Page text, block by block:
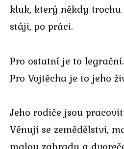
kluk, který někdy trochu
stáji, po práci.
Pro ostatní je to legrační.
Pro Vojtěcha je to jeho
Jeho rodiče jsou
Věnují se zemědělství,